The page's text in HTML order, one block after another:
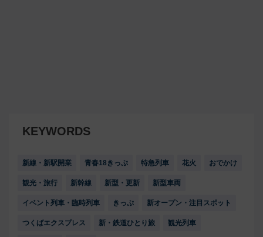
KEYWORDS
新線・新駅開業 青春18きっぷ 特急列車 花火 おでかけ
観光・旅行 新幹線 新型・更新 新型車両
イベント列車・臨時列車 きっぷ 新オープン・注目スポット
つくばエクスプレス 新・鉄道ひとり旅 観光列車